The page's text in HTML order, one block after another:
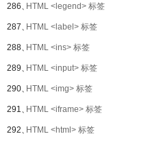
286、HTML <legend> 标签
287、HTML <label> 标签
288、HTML <ins> 标签
289、HTML <input> 标签
290、HTML <img> 标签
291、HTML <iframe> 标签
292、HTML <html> 标签